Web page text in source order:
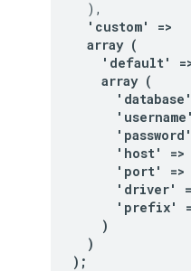
  'custom' =>
  array (
'default'
    array (
'host' =>
'port' =>
'driver'
'prefix'
    )
  )
);